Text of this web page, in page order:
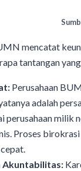
mencatat
tantangan
Perusahaan
adalah
perusahaan milik
Proses
Akuntabilitas: